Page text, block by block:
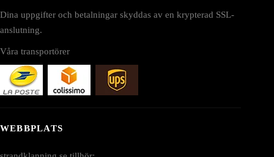
Dina uppgifter och betalningar skyddas av en krypterad SSL-
anslutning.
Våra transportörer
WEBBPLATS